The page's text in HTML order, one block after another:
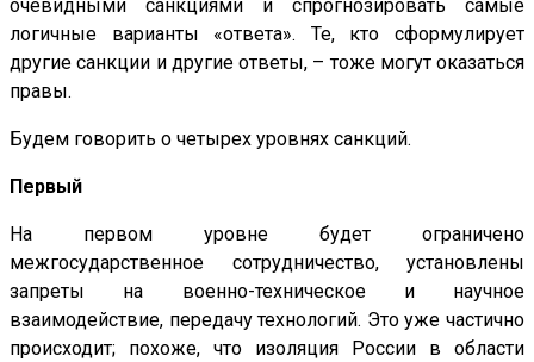
очевидными санкциями и спрогнозировать самые
логичные варианты «ответа». Те, кто сформулирует
другие санкции и другие ответы, – тоже могут оказаться
правы.
Будем говорить о четырех уровнях санкций.
Первый
На первом уровне будет ограничено
межгосударственное сотрудничество, установлены
запреты на военно-техническое и научное
взаимодействие, передачу технологий. Это уже частично
происходит; похоже, что изоляция России в области